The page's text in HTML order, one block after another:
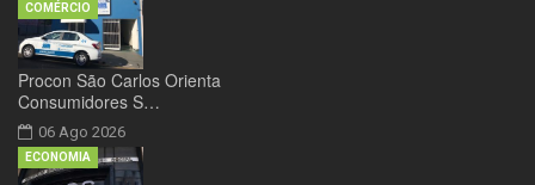
Procon São Carlos Orienta
Consumidores S…
06 Ago 2026
COMÉRCIO
ECONOMIA